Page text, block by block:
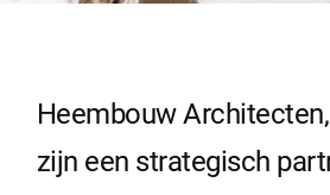
Heembouw
zijn een strategisch